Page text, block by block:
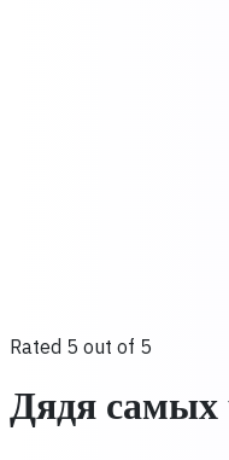
Rated 5 out of 5
Дядя самых